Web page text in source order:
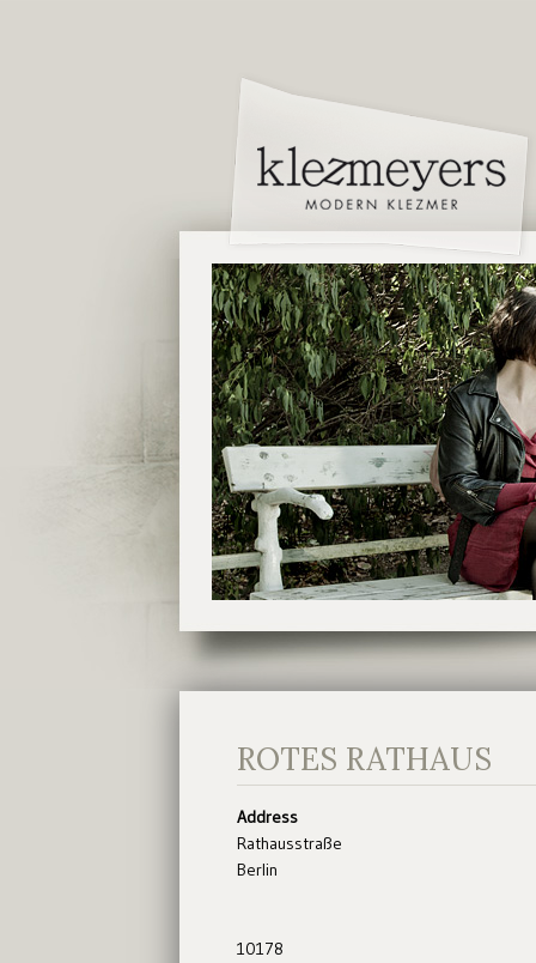
ROTES RATHAUS
Address
Rathausstraße
Berlin
10178